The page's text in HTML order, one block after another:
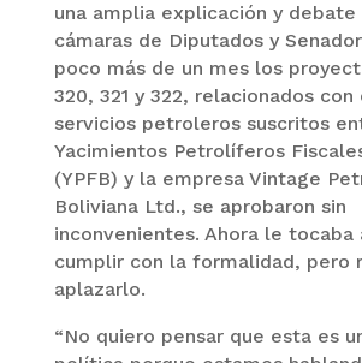
una amplia explicación y debate
cámaras de Diputados y
poco más de un mes los
320, 321 y 322, relacionados
servicios petroleros suscritos
Yacimientos Petrolíferos
(YPFB) y la empresa Vintage
Boliviana Ltd., se aprobaron sin
inconvenientes. Ahora le tocaba
cumplir con la formalidad, pero
aplazarlo.
“No quiero pensar que esta es